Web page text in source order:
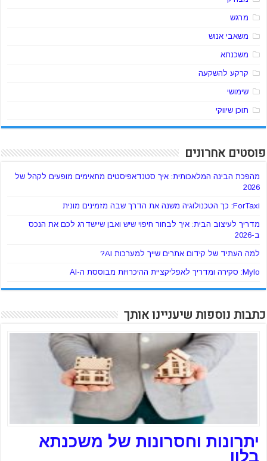
מרגש
משאבי אנוש
משכנתא
קרקע להשקעה
שימושי
תוכן שיווקי
פוסטים אחרונים
מהפכת הבינה המלאכותית: איך סטנדאפיסטים מתאימים מופעים לקהל של
2026
ForTaxi: כך הטכנולוגיה משנה את הדרך שבה מזמינים מונית
מדריך לעיצוב הבית: איך לבחור חיפוי שיש ואבן שיישדרג לכם את הנכס
ב-2026
למה העתיד של קידום אתרים שייך למערכות AI?
Mylo: סקירה ומדריך לאפליקציית ההיכרויות מבוססת ה-AI
כתבות נוספות שיעניינו אותך
יתרונות וחסרונות של משכנתא
בלון